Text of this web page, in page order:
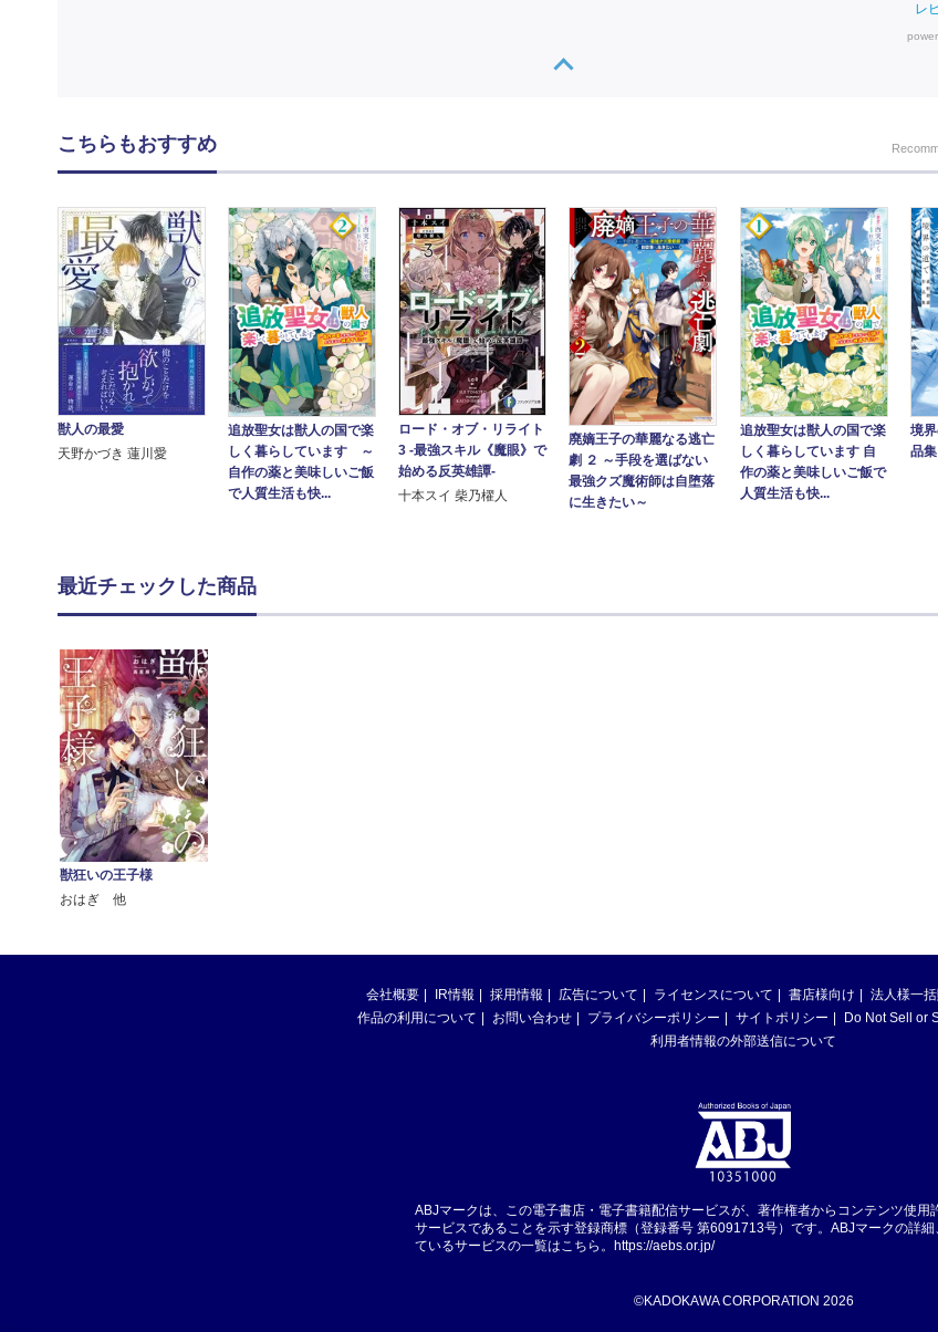
レ
こちらもおすすめ
獣人の最愛
天野かづき 蓮川愛
追放聖女は獣人の国で楽
しく暮らしています ～
自作の薬と美味しいご飯
で人質生活も快...
ロード・オブ・リライト
3 ‐最強スキル《魔眼》で
始める反英雄譚‐
十本スイ 柴乃櫂人
廃嫡王子の華麗なる逃亡
劇 ２ ～手段を選ばない
最強クズ魔術師は自堕落
に生きたい～
追放聖女は獣人の国で楽
しく暮らしています 自
作の薬と美味しいご飯で
人質生活も快...
境
品集
最近チェックした商品
獣狂いの王子様
おはぎ 他
会社概要 IR情報 採用情報 広告について ライセンスについて 書店様向け 法人様一括
作品の利用について
お問い合わせ プライバシーポリシー サイトポリシー
Do Not Sell or
利用者情報の外部送信について
ABJマークは、この電子書店・電子書籍配信サービスが、著作権者からコンテンツ使用
サービスであることを示す登録商標（登録番号 第6091713号）です。ABJマークの詳細
ているサービスの一覧はこちら。 https://aebs.or.jp/
©KADOKAWA CORPORATION 2026